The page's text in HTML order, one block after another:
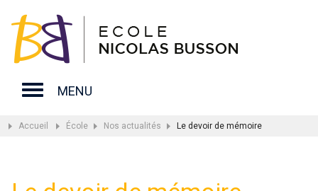
MENU
Accueil École Nos actualités Le devoir de mémoire